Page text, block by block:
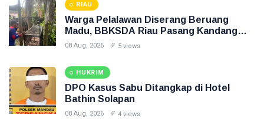
RIAU
Warga Pelalawan Diserang Beruang
Madu, BBKSDA Riau Pasang Kandang
Jebak
08 Aug, 2026 5 views
HUKRIM
DPO Kasus Sabu Ditangkap di Hotel
Bathin Solapan
08 Aug, 2026 4 views